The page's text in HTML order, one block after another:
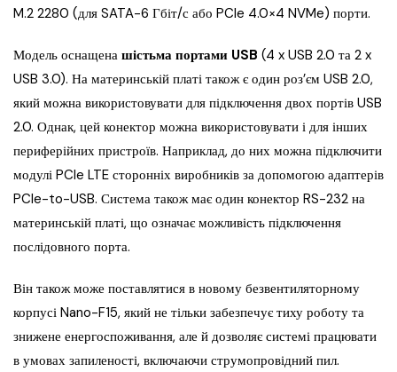
M.2 2280 (для SATA-6 Гбіт/с або PCIe 4.0×4 NVMe) порти.
Модель оснащена шістьма портами USB (4 x USB 2.0 та 2 x
USB 3.0). На материнській платі також є один роз’єм USB 2.0,
який можна використовувати для підключення двох портів USB
2.0. Однак, цей конектор можна використовувати і для інших
периферійних пристроїв. Наприклад, до них можна підключити
модулі PCIe LTE сторонніх виробників за допомогою адаптерів
PCIe-to-USB. Система також має один конектор RS-232 на
материнській платі, що означає можливість підключення
послідовного порта.
Він також може поставлятися в новому безвентиляторному
корпусі Nano-F15, який не тільки забезпечує тиху роботу та
знижене енергоспоживання, але й дозволяє системі працювати
в умовах запиленості, включаючи струмопровідний пил.